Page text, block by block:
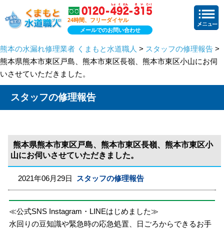
24時間、フリーダイヤル
メールでのお問い合わせ
熊本の水漏れ修理業者 くまもと水道職人 > スタッフの修理報告 >
熊本県熊本市東区戸島、熊本市東区長嶺、熊本市東区小山にお伺
いさせていただきました。
スタッフの修理報告
熊本県熊本市東区戸島、熊本市東区長嶺、熊本市東区小
山にお伺いさせていただきました。
2021年06月29日 スタッフの修理報告
≪公式SNS Instagram・LINEはじめました≫
水回りの豆知識や緊急時の応急処置、日ごろからできるお手